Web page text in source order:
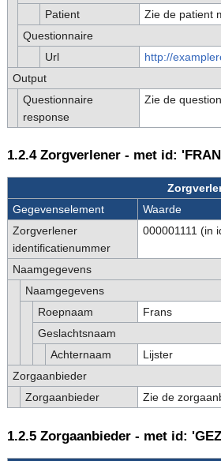
Patient
Zie de patient
Questionnaire
Url
http://
Output
Questionnaire
response
Zie de
1.2.4Zorgverlener - met id:
Gegevenselement
Waarde
Zorgverlener
identificatienummer
000001111 (in
Naamgegevens
Naamgegevens
Roepnaam
Frans
Geslachtsnaam
Achternaam
Lijster
Zorgaanbieder
Zorgaanbieder
Zie de
1.2.5 Zorgaanbieder - met id: